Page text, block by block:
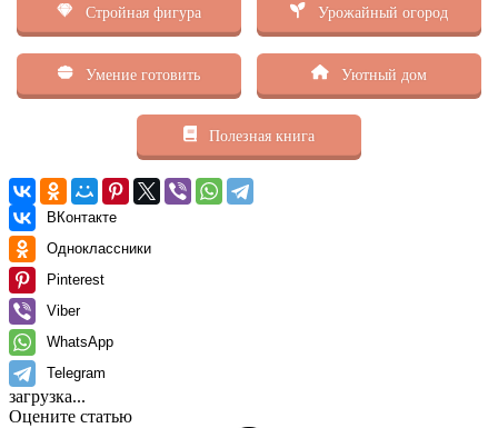
Стройная фигура Урожайный огород
Умение готовить Уютный дом
Полезная книга
ВКонтакте
Одноклассники
Pinterest
Viber
WhatsApp
Telegram
загрузка...
Оцените статью